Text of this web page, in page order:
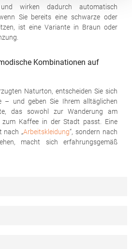
wirken dadurch automatisch
Sie bereits eine schwarze oder
ist eine Variante in Braun oder
Kombinationen auf
Naturton, entscheiden Sie sich
– und geben Sie Ihrem alltäglichen
das sowohl zur Wanderung am
zum Kaffee in der Stadt passt. Eine
nach „Arbeitskleidung“, sondern nach
macht sich erfahrungsgemäß